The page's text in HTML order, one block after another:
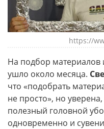
https://
На подбор материалов
ушло около месяца.
что «подобрать
не просто», но
полезный головной
одновременно и